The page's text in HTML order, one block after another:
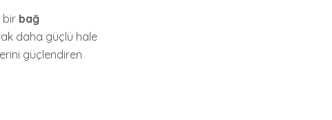
bir bağ
daha güçlü hale
güçlendiren